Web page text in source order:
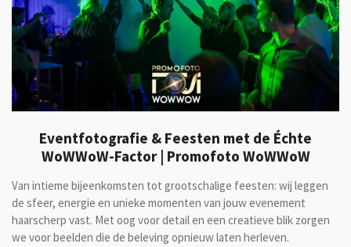
Eventfotografie & Feesten met de Échte
WoWWoW-Factor | Promofoto WoWWoW
Van intieme bijeenkomsten tot grootschalige feesten: wij leggen
de sfeer, energie en unieke momenten van jouw evenement
haarscherp vast. Met oog voor detail en een creatieve blik zorgen
we voor beelden die de beleving opnieuw laten herleven.